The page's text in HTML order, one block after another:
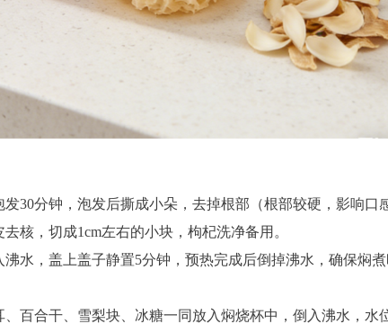
30分钟，泡发后撕成小朵，去掉根部（根部较硬，影响口
核，切成1cm左右的小块，枸杞洗净备用。
水，盖上盖子静置5分钟，预热完成后倒掉沸水，确保焖
百合干、雪梨块、冰糖一同放入焖烧杯中，倒入沸水，水